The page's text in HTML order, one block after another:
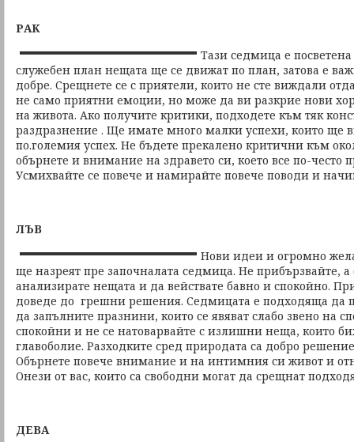
РАК
Тази седмица е
служебен план нещата ще се движат по план, затова е
добре. Срещнете се с приятели, които не сте виждали
не само приятни емоции, но може да ви разкрие нови
на живота. Ако получите критики, подходете към тяк
раздразнение . Ще имате много малки успехи, които ще
по.големия успех. Не бъдете прекалено критични към
обърнете и внимание на здравето си, което все по-често
Усмихвайте се повече и намирайте повече поводи и
ЛЪВ
Нови идеи и огромно
ще назреят пре започналата седмица. Не прибързвайте, а
анализирате нещата и да вействате бавно и спокойно.
доведе до грешни решения. Седмицата е подходяща да
да запълните празнини, които се явяват слабо звено на
спокойни и не се натоварвайте с излишни неща, които
главоболие. Разходките сред природата са добро
Обърнете повече внимание и на интимния си живот и
Онези от вас, които са свободни могат да срещнат
ДЕВА